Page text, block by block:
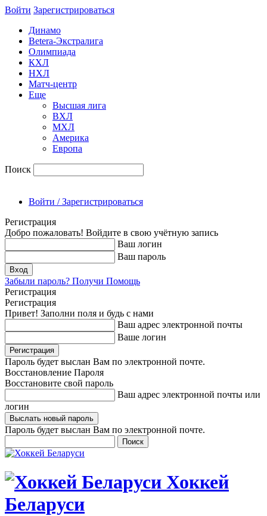
Войти Зарегиcтрироваться
Динамо
Betera-Экстралига
Олимпиада
КХЛ
НХЛ
Матч-центр
Еще
Высшая лига
ВХЛ
МХЛ
Америка
Европа
Поиск
Войти / Зарегистрироваться
Регистрация
Добро пожаловать! Войдите в свою учётную запись
Ваш логин
Ваш пароль
Забыли пароль? Получи Помощь
Регистрация
Регистрация
Привет! Заполни поля и будь с нами
Ваш адрес электронной почты
Ваше логин
Пароль будет выслан Вам по электронной почте.
Восстановление Пароля
Восстановите свой пароль
Ваш адрес электронной почты или
логин
Пароль будет выслан Вам по электронной почте.
Хоккей
Беларуси